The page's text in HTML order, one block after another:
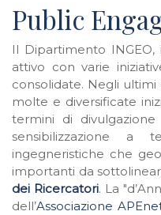
Public
Il Dipartimento INGEO,
attivo con varie
consolidate. Negli
molte e diversificate
termini di
sensibilizzazione a
ingegneristiche che
importanti da
dei Ricercatori. La
dell’Associazione